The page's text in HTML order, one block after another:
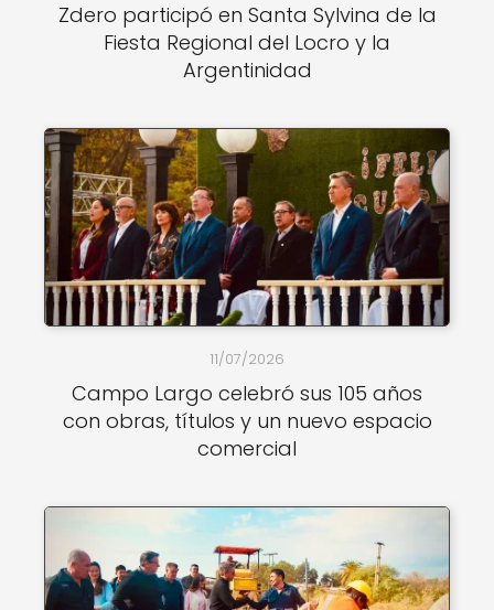
Zdero participó en Santa Sylvina de la
Fiesta Regional del Locro y la
Argentinidad
11/07/2026
Campo Largo celebró sus 105 años
con obras, títulos y un nuevo espacio
comercial